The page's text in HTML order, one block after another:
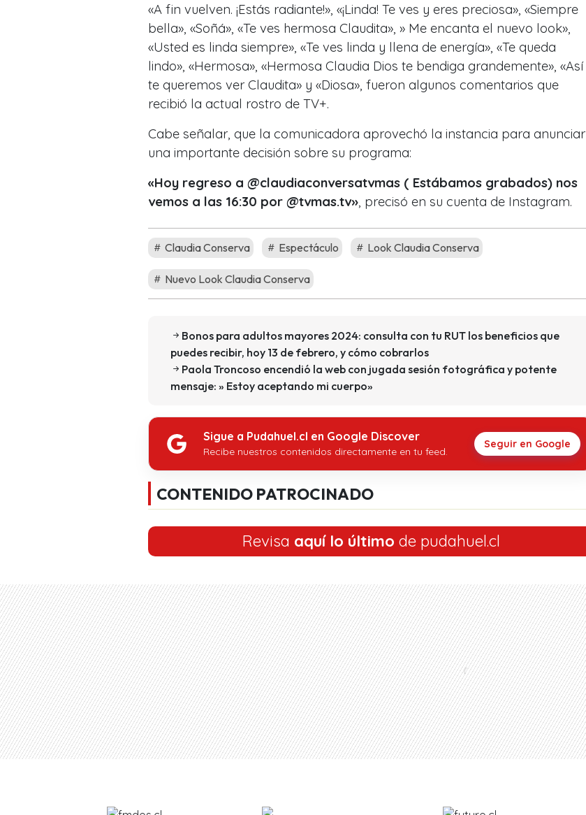
«A fin vuelven. ¡Estás radiante!», «¡Linda! Te ves y eres preciosa», «Siempre
bella», «Soñá», «Te ves hermosa Claudita», » Me encanta el nuevo look»,
«Usted es linda siempre», «Te ves linda y llena de energía», «Te queda
lindo», «Hermosa», «Hermosa Claudia Dios te bendiga grandemente», «Así
te queremos ver Claudita» y «Diosa», fueron algunos comentarios que
recibió la actual rostro de TV+.
Cabe señalar, que la comunicadora aprovechó la instancia para anunciar
una importante decisión sobre su programa:
«Hoy regreso a @claudiaconversatvmas ( Estábamos grabados) nos
vemos a las 16:30 por @tvmas.tv» , precisó en su cuenta de Instagram.
Claudia Conserva Espectáculo Look Claudia Conserva
Nuevo Look Claudia Conserva
Bonos para adultos mayores 2024: consulta con tu RUT los beneficios que
puedes recibir, hoy 13 de febrero, y cómo cobrarlos
Paola Troncoso encendió la web con jugada sesión fotográfica y potente
mensaje: » Estoy aceptando mi cuerpo»
Sigue a Pudahuel.cl en Google Discover
Recibe nuestros contenidos directamente en tu feed.
Seguir en Google
CONTENIDO PATROCINADO
Revisa aquí lo último de pudahuel.cl